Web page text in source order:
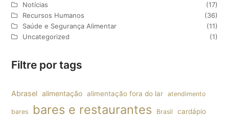
Notícias
(17)
Recursos Humanos
(36)
Saúde e Segurança Alimentar
(11)
Uncategorized
(1)
Filtre por tags
Abrasel alimentação alimentação fora do lar atendimento
bares bares e restaurantes Brasil cardápio